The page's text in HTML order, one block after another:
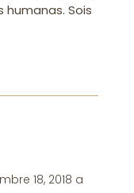
humanas. Sois
18, 2018 a